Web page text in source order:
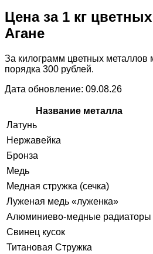
Цена за 1 кг
Агане
За килограмм цветных металлов
порядка 300 рублей.
Дата обновление: 09.08.26
Название металла
Латунь
Нержавейка
Бронза
Медь
Медная стружка (сечка)
Луженая медь «луженка»
Алюминиево-медные радиаторы
Свинец кусок
Титановая Стружка